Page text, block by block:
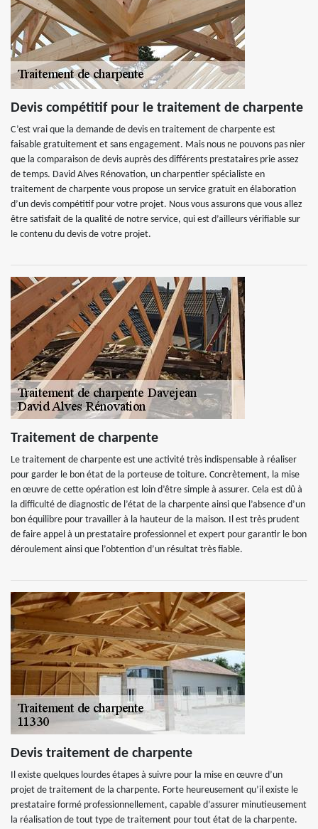
Devis compétitif pour le traitement de charpente
C’est vrai que la demande de devis en traitement de charpente est
faisable gratuitement et sans engagement. Mais nous ne pouvons pas nier
que la comparaison de devis auprès des différents prestataires prie assez
de temps. David Alves Rénovation, un charpentier spécialiste en
traitement de charpente vous propose un service gratuit en élaboration
d’un devis compétitif pour votre projet. Nous vous assurons que vous allez
être satisfait de la qualité de notre service, qui est d’ailleurs vérifiable sur
le contenu du devis de votre projet.
Traitement de charpente
Le traitement de charpente est une activité très indispensable à réaliser
pour garder le bon état de la porteuse de toiture. Concrètement, la mise
en œuvre de cette opération est loin d’être simple à assurer. Cela est dû à
la difficulté de diagnostic de l’état de la charpente ainsi que l’absence d’un
bon équilibre pour travailler à la hauteur de la maison. Il est très prudent
de faire appel à un prestataire professionnel et expert pour garantir le bon
déroulement ainsi que l’obtention d’un résultat très fiable.
Devis traitement de charpente
Il existe quelques lourdes étapes à suivre pour la mise en œuvre d’un
projet de traitement de la charpente. Forte heureusement qu’il existe le
prestataire formé professionnellement, capable d’assurer minutieusement
la réalisation de tout type de traitement pour tout état de la charpente.